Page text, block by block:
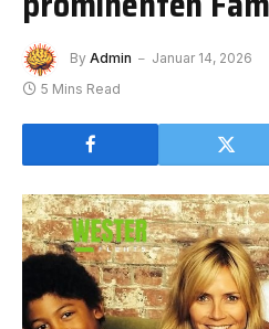
By Admin Januar 14, 2026
5 Mins Read